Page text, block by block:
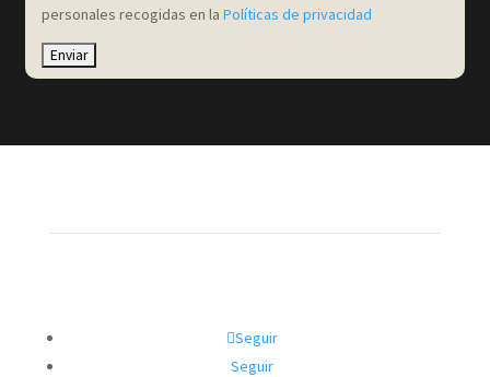
personales recogidas en laPolíticas de privacidad
Seguir
Seguir